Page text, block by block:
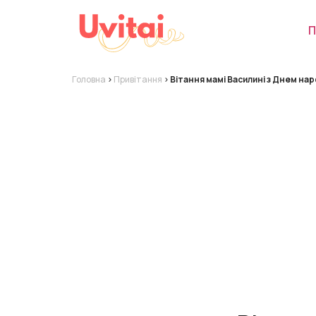
Головна > Привітання > Вітання мамі Василині з Днем